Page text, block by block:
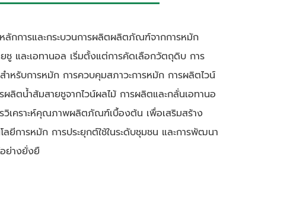
ลักการและกระบวนการผลิตผลิตภัณฑ์จากการหมัก
ชู และเอทานอล เริ่มตั้งแต่การคัดเลือกวัตถุดิบ การ
ำหรับการหมัก การควบคุมสภาวะการหมัก การผลิตไวน์
ลิตน้ำส้มสายชูจากไวน์ผลไม้ การผลิตและกลั่นเอทานอ
เคราะห์คุณภาพผลิตภัณฑ์เบื้องต้น เพื่อเสริมสร้าง
ลยีการหมัก การประยุกต์ใช้ในระดับชุมชน และการพัฒนา
ย่างยั่งยื